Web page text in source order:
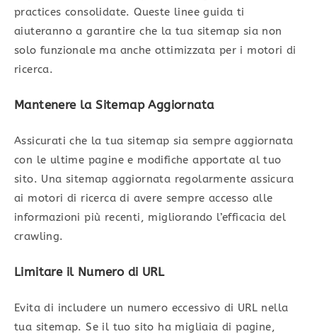
practices consolidate. Queste linee guida ti
aiuteranno a garantire che la tua sitemap sia non
solo funzionale ma anche ottimizzata per i motori di
ricerca.
Mantenere la Sitemap Aggiornata
Assicurati che la tua sitemap sia sempre aggiornata
con le ultime pagine e modifiche apportate al tuo
sito. Una sitemap aggiornata regolarmente assicura
ai motori di ricerca di avere sempre accesso alle
informazioni più recenti, migliorando l’efficacia del
crawling.
Limitare il Numero di URL
Evita di includere un numero eccessivo di URL nella
tua sitemap. Se il tuo sito ha migliaia di pagine,